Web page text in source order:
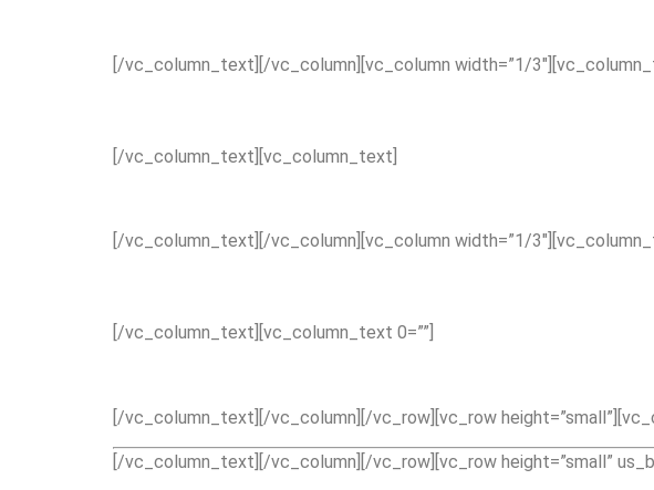
[/vc_column_text][/vc_column][vc_column width=”1/
[/vc_column_text][vc_column_text]
[/vc_column_text][/vc_column][vc_column width=”1/
[/vc_column_text][vc_column_text 0=””]
[/vc_column_text][/vc_column][/vc_row][vc_row
[/vc_column_text][/vc_column][/vc_row][vc_row height=”small”